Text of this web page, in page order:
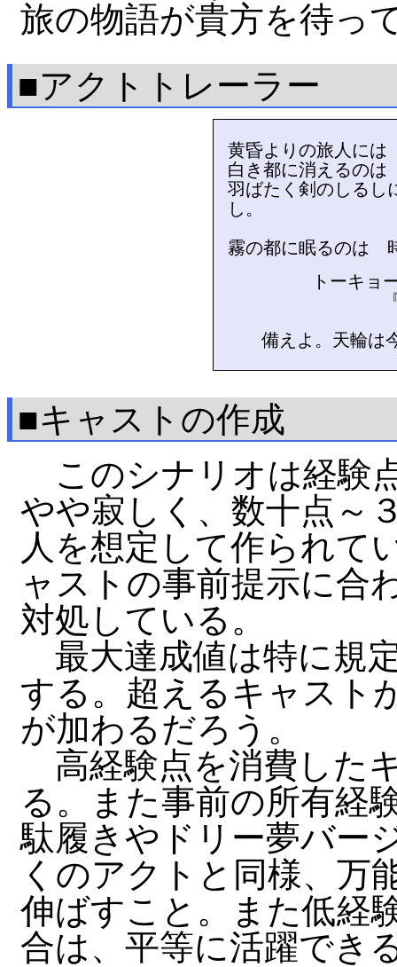
旅の物語が貴方を待っ
■アクトトレーラー
黄昏よりの旅人に
白き都に消えるの
羽ばたく剣のしる
し。
霧の都に眠るのは
トーキョ
備えよ。天輪は
■キャストの作成
このシナリオは経験
やや寂しく、数十点～
人を想定して作られて
ャストの事前提示に合
対処している。
最大達成値は特に規
する。超えるキャスト
が加わるだろう。
高経験点を消費した
る。また事前の所有経
駄履きやドリー夢バー
くのアクトと同様、万
伸ばすこと。また低経
合は、平等に活躍でき